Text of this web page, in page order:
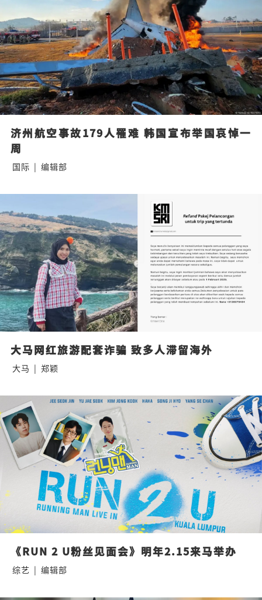
济州航空事故179人罹难 韩国宣布举国哀悼一
周
国际 | 编辑部
大马网红旅游配套诈骗 致多人滞留海外
大马 | 郑颖
《RUN 2 U粉丝见面会》明年2.15来马举办
综艺 | 编辑部